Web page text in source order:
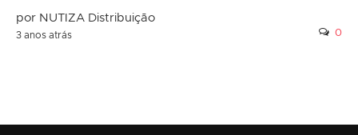
por NUTIZA Distribuição
3 anos atrás 0